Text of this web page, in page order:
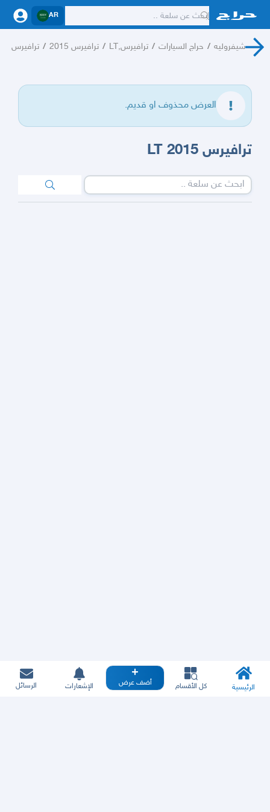
AR
شيفروليه / حراج السيارات / ترافيرس,LT / ترافيرس 2015 / ترافيرس
العرض محذوف او قديم.
ترافيرس 2015 LT
الرئيسية كل الأقسام أضف عرض الإشعارات الرسائل